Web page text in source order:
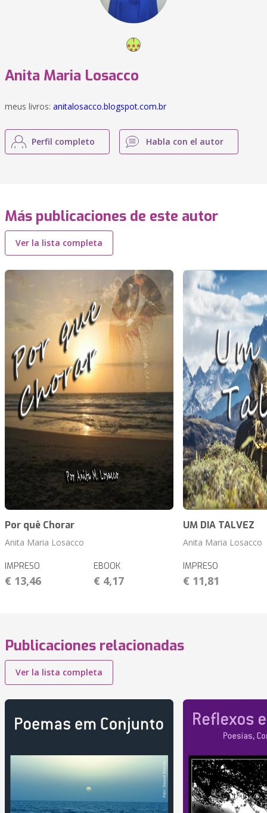
Anita Maria Losacco
meus livros: anitalosacco.blogspot.com.br
Perfil completo Habla con el autor
Más publicaciones de este autor
Ver la lista completa
Por quê Chorar
Anita Maria Losacco
IMPRESO
€ 13,46
EBOOK
€ 4,17
UM DIA TALVEZ
Anita Maria Losacco
IMPRESO
€ 11,81
Publicaciones relacionadas
Ver la lista completa